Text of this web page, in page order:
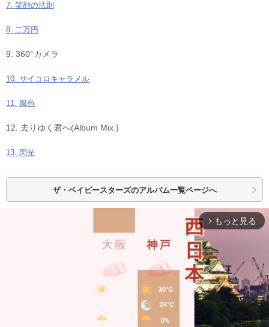
7. 笑顔の法則
8. 二万円
9. 360°カメラ
10. サイコロキャラメル
11. 風色
12. 去りゆく君へ(Album Mix.)
13. 閃光
ザ・ベイビースターズのアルバム一覧ページへ
arrow_forward_ios もっと見る